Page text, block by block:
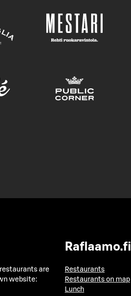
are
website:
Raflaamo.fi
Restaurants
Restaurants on map
Lunch